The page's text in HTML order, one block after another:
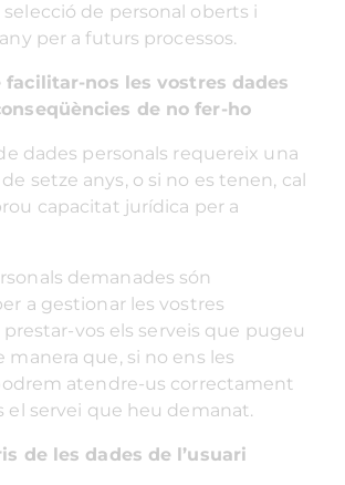
selecció de personal oberts i
per a futurs processos.
facilitar-nos les vostres dades
de no fer-ho
dades personals requereix una
setze anys, o si no es tenen, cal
capacitat jurídica per a
demanades són
a gestionar les vostres
prestar-vos els serveis que pugeu
manera que, si no ens les
atendre-us correctament
el servei que heu demanat.
de les dades de l’usuari